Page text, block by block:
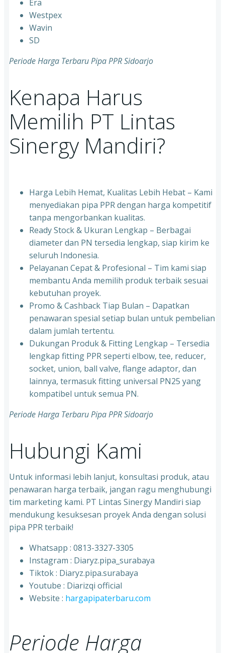
⁠Era
⁠Westpex
⁠Wavin
⁠SD
Periode Harga Terbaru Pipa PPR Sidoarjo
Kenapa Harus
Memilih PT Lintas
Sinergy Mandiri?
Harga Lebih Hemat, Kualitas Lebih Hebat – Kami
menyediakan pipa PPR dengan harga kompetitif
tanpa mengorbankan kualitas.
⁠Ready Stock & Ukuran Lengkap – Berbagai
diameter dan PN tersedia lengkap, siap kirim ke
seluruh Indonesia.
⁠Pelayanan Cepat & Profesional – Tim kami siap
membantu Anda memilih produk terbaik sesuai
kebutuhan proyek.
⁠Promo & Cashback Tiap Bulan – Dapatkan
penawaran spesial setiap bulan untuk pembelian
dalam jumlah tertentu.
⁠Dukungan Produk & Fitting Lengkap – Tersedia
lengkap fitting PPR seperti elbow, tee, reducer,
socket, union, ball valve, flange adaptor, dan
lainnya, termasuk fitting universal PN25 yang
kompatibel untuk semua PN.
Periode Harga Terbaru Pipa PPR Sidoarjo
Hubungi Kami
Untuk informasi lebih lanjut, konsultasi produk, atau
penawaran harga terbaik, jangan ragu menghubungi
tim marketing kami. PT Lintas Sinergy Mandiri siap
mendukung kesuksesan proyek Anda dengan solusi
pipa PPR terbaik!
Whatsapp : 0813-3327-3305
⁠Instagram : Diaryz.pipa_surabaya
⁠Tiktok : Diaryz.pipa.surabaya
⁠Youtube : Diarizqi official
⁠Website : hargapipaterbaru.com
Periode Harga